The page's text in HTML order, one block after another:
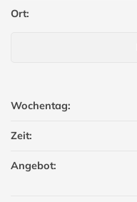
Ort:
Wochentag:
Zeit:
Angebot: